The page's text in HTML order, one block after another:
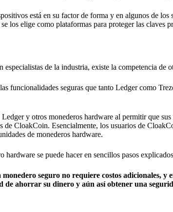
está en su factor de forma y en algunos de
los elige como plataformas para proteger las claves
de la industria, existe la competencia de
funcionalidades seguras que tanto Ledger como
y otros monederos hardware al permitir que
de CloakCoin. Esencialmente, los usuarios de
de monederos hardware.
hardware se puede hacer en sencillos pasos explicados
seguro no requiere costos adicionales,
de ahorrar su dinero y aún así obtener una